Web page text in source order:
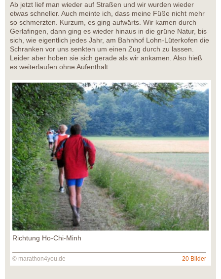
Ab jetzt lief man wieder auf Straßen und wir wurden wieder
etwas schneller. Auch meinte ich, dass meine Füße nicht mehr
so schmerzten. Kurzum, es ging aufwärts. Wir kamen durch
Gerlafingen, dann ging es wieder hinaus in die grüne Natur, bis
sich, wie eigentlich jedes Jahr, am Bahnhof Lohn-Lüterkofen die
Schranken vor uns senkten um einen Zug durch zu lassen.
Leider aber hoben sie sich gerade als wir ankamen. Also hieß
es weiterlaufen ohne Aufenthalt.
Richtung Ho-Chi-Minh
© marathon4you.de 20 Bilder